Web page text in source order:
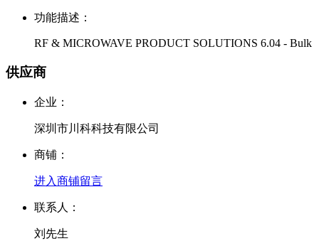
功能描述：
RF & MICROWAVE PRODUCT SOLUTIONS 6.04 - Bulk
供应商
企业：
深圳市川科科技有限公司
商铺：
进入商铺留言
联系人：
刘先生